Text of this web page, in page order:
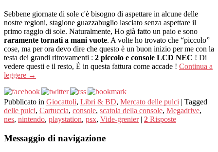
Sebbene giornate di sole c'è bisogno di aspettare in alcune delle
nostre regioni, stagione guazzabuglio lasciato senza aspettare il
primo raggio di sole. Naturalmente, Ho già fatto un paio e sono
raramente tornati a mani vuote. A volte ho trovato che “piccolo”
cose, ma per ora devo dire che questo è un buon inizio per me con la
testa dei grandi ritrovamenti : 2 piccolo e console LCD NEC ! Di
vedere questi e il resto, È in questa fattura come accade ! Continua a
leggere →
Pubblicato in Giocattoli, Libri & BD, Mercato delle pulci | Tagged
delle pulci, Cartuccia, console, scatola della console, Megadrive,
nes, nintendo, playstation, psx, Vide-grenier | 2 Risposte
Messaggio di navigazione